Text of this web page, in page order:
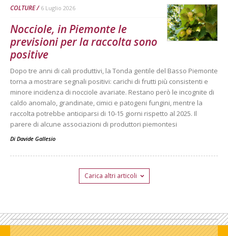
COLTURE 6 Luglio 2026
Nocciole, in Piemonte le
previsioni per la raccolta sono
positive
Dopo tre anni di cali produttivi, la Tonda gentile del Basso Piemonte
torna a mostrare segnali positivi: carichi di frutti più consistenti e
minore incidenza di nocciole avariate. Restano però le incognite di
caldo anomalo, grandinate, cimici e patogeni fungini, mentre la
raccolta potrebbe anticiparsi di 10-15 giorni rispetto al 2025. Il
parere di alcune associazioni di produttori piemontesi
Di Davide Gallesio
Carica altri articoli